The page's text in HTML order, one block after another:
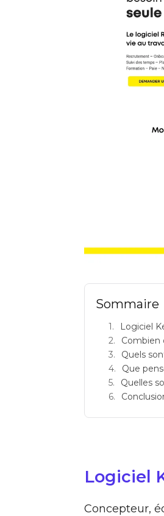
Sommaire
Logiciel
Combien
Quels
Que
Quelles
Logiciel
Concepteur,